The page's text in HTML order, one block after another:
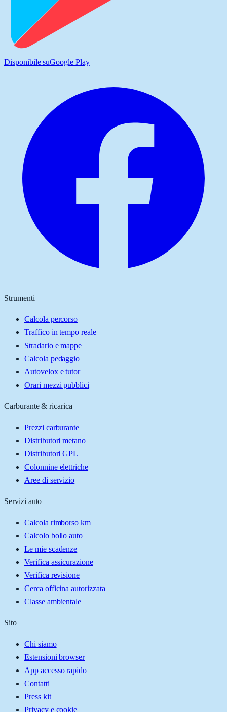
Disponibile suGoogle Play
Strumenti
Calcola percorso
Traffico in tempo reale
Stradario e mappe
Calcola pedaggio
Autovelox e tutor
Orari mezzi pubblici
Carburante & ricarica
Prezzi carburante
Distributori metano
Distributori GPL
Colonnine elettriche
Aree di servizio
Servizi auto
Calcola rimborso km
Calcolo bollo auto
Le mie scadenze
Verifica assicurazione
Verifica revisione
Cerca officina autorizzata
Classe ambientale
Sito
Chi siamo
Estensioni browser
App accesso rapido
Contatti
Press kit
Privacy e cookie